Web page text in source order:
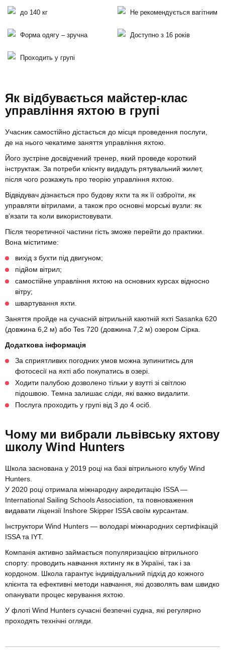
до 140 кг Не рекомендується вагітним
Форма одягу – зручна Доступно з 16 років
Проходить у групі
Як відбувається майстер-клас
управління яхтою в групі
Учасник самостійно дістається до місця проведення послуги,
де на нього чекатиме заняття управління яхтою.
Його зустріне досвідчений тренер, який проведе короткий
інструктаж. За потреби клієнту видадуть рятувальний жилет,
після чого розкажуть про теорію управління яхтою.
Відвідувач дізнається про будову яхти та як її озброїти, як
управляти вітрилами, а також про основні морські вузли: як
в’язати та коли використовувати.
Після теоретичної частини гість зможе перейти до практики.
Вона міститиме:
вихід з бухти під двигуном;
підйом вітрил;
самостійне управління яхтою на основних курсах відносно
вітру;
швартування яхти.
Заняття пройде на сучасній вітрильній каютній яхті Sasanka 620
(довжина 6,2 м) або Tes 720 (довжина 7,2 м) озером Сірка.
Додаткова інформація
За сприятливих погодних умов можна зупинитись для
фотосесії на яхті або покупатись в озері.
Ходити палубою дозволено тільки у взутті зі світлою
підошвою. Темна залишає сліди, які важко видалити.
Послуга проходить у групі від 3 до 4 осіб.
Чому ми вибрали львівську яхтову
школу Wind Hunters
Школа заснована у 2019 році на базі вітрильного клубу Wind
Hunters.
У 2020 році отримала міжнародну акредитацію ISSA —
International Sailing Schools Association, та повноваження
видавати ліцензії Inshore Skipper ISSA своїм курсантам.
Інструктори Wind Hunters — володарі міжнародних сертифікацій
ISSA та IYT.
Компанія активно займається популяризацією вітрильного
спорту: проводить навчання яхтингу як в Україні, так і за
кордоном. Школа гарантує індивідуальний підхід до кожного
клієнта та ефективні методи навчання, які дозволять вам швидко
опанувати процес керування яхтою.
У флоті Wind Hunters сучасні безпечні судна, які регулярно
проходять технічні огляди.